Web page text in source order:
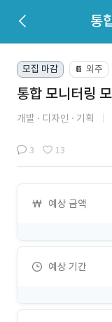
통
모집 마감 📔 외주
통합 모니터링
개발 디자인 기획
3 13
예상 금액
예상 기간